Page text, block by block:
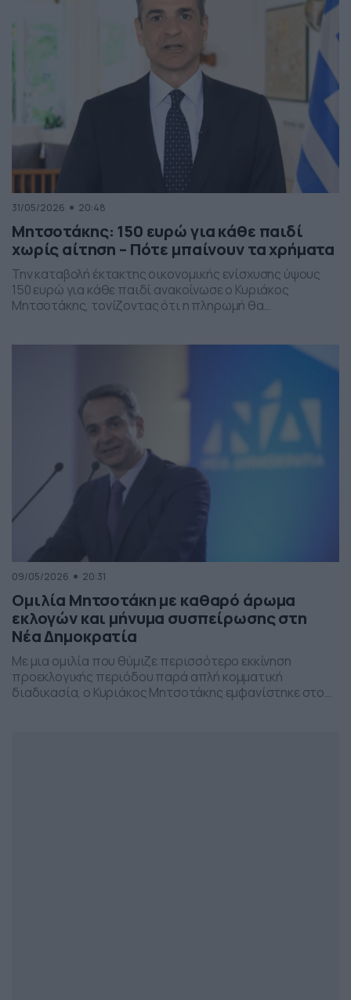
31/05/2026 20:48
Μητσοτάκης: 150 ευρώ για κάθε παιδί
χωρίς αίτηση – Πότε μπαίνουν τα χρήματα
Την καταβολή έκτακτης οικονομικής ενίσχυσης ύψους
150 ευρώ για κάθε παιδί ανακοίνωσε ο Κυριάκος
Μητσοτάκης, τονίζοντας ότι η πληρωμή θα
κατά την τοποθέτησή του, ανέφερε πως η συγκεκριμένη
στήριξης των ελληνικών οικογενειών, με στόχο την […]
09/05/2026 20:31
Ομιλία Μητσοτάκη με καθαρό άρωμα
εκλογών και μήνυμα συσπείρωσης στη
Νέα Δημοκρατία
Με μια ομιλία που θύμιζε περισσότερο εκκίνηση
προεκλογικής περιόδου παρά απλή κομματική
διαδικασία, ο Κυριάκος Μητσοτάκης εμφανίστηκε στο